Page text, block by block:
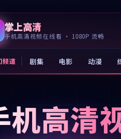
掌上高清
手机高清视频在线看 · 1080P 流畅
频道 剧集 电影 动漫
机高清